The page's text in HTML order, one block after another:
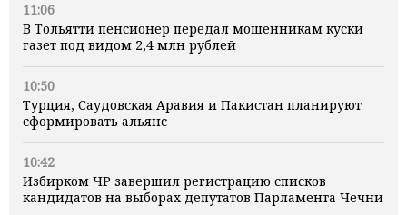
11:06
В Тольятти пенсионер передал мошенникам куски
газет под видом 2,4 млн рублей
10:50
Турция, Саудовская Аравия и Пакистан планируют
сформировать альянс
10:42
Избирком ЧР завершил регистрацию списков
кандидатов на выборах депутатов Парламента Чечни